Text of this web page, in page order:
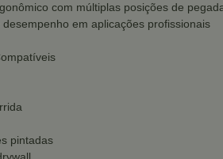
com múltiplas posições de
desempenho em aplicações profissionais
pintadas